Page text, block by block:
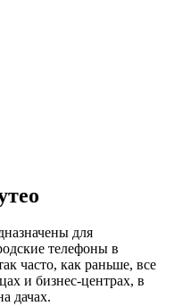
для
телефоны в
часто, как раньше, все
и бизнес-центрах, в
дачах.